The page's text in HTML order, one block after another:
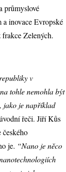
průmyslové
inovace Evropské
Zelených.
v
tohle nemohla být
jako je například
řeči. Jiří Kůs
je. “Nano je něco